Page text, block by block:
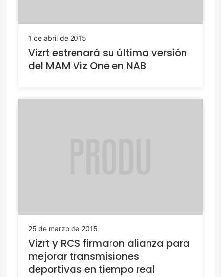
1 de abril de 2015
Vizrt estrenará su última versión
del MAM Viz One en NAB
25 de marzo de 2015
Vizrt y RCS firmaron alianza para
mejorar transmisiones
deportivas en tiempo real